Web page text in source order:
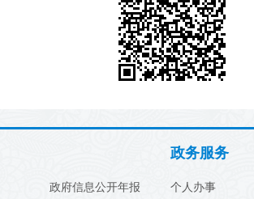
政府信息公开年报
政务服务
个人办事